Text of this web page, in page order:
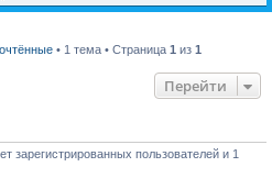
• 1 тема • Страница 1 из 1
Перейти
зарегистрированных пользователей и 1